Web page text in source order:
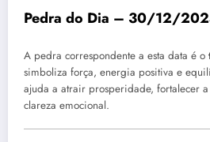
Pedra do Dia – 30/12/
A pedra correspondente a esta data é o
simboliza força, energia positiva e
ajuda a atrair prosperidade, fortalecer
clareza emocional.